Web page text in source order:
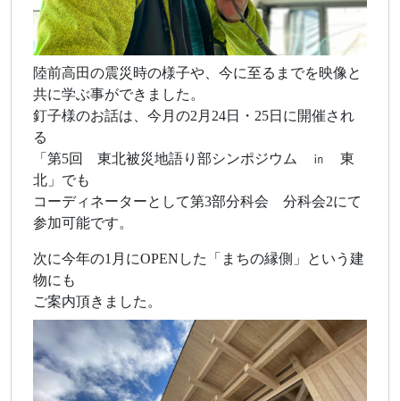
陸前高田の震災時の様子や、今に至るまでを映像と
共に学ぶ事ができました。
釘子様のお話は、今月の2月24日・25日に開催され
る
「第5回 東北被災地語り部シンポジウム ㏌ 東
北」でも
コーディネーターとして第3部分科会 分科会2にて
参加可能です。
次に今年の1月にOPENした「まちの縁側」という建
物にも
ご案内頂きました。